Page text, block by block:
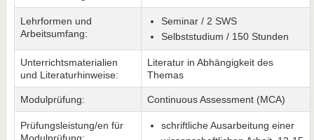
Lehrformen und
Arbeitsumfang:
Seminar / 2 SWS
Selbststudium / 150 Stunden
Unterrichtsmaterialien
und Literaturhinweise:
Literatur in Abhängigkeit des
Themas
Modulprüfung: Continuous Assessment (MCA)
Prüfungsleistung/en für
schriftliche Ausarbeitung einer